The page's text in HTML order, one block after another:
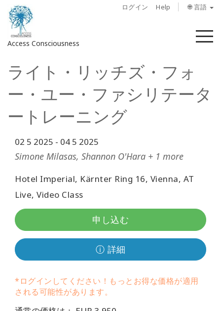
ログイン Help 🌐 言語
Access Consciousness
メ
ア
ウ
ト
サ
イ
イ
ン
概
要
Access
Bars
地
域
ライト・リッチズ・フォ
ー・ユー・ファシリテータ
ートレーニング
02 5 2025 - 04 5 2025
Simone Milasas, Shannon O'Hara + 1 more
Hotel Imperial, Kärnter Ring 16, Vienna, AT
Live, Video Class
申し込む
ⓘ 詳細
*ログインしてください！もっとお得な価格が適用
される可能性があります。